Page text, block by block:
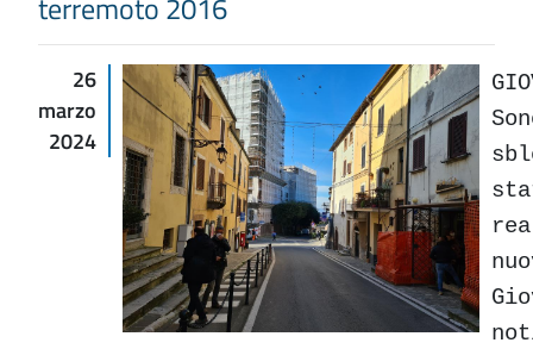
26
marzo
2024